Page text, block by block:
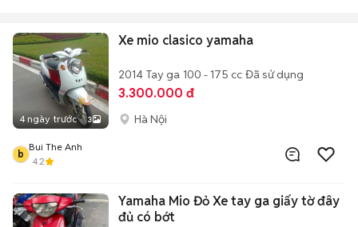
4 ngày trước 3
Xe mio clasico yamaha
2014 Tay ga 100 - 175 cc Đã sử dụng
3.300.000 đ
Hà Nội
b
Bui The Anh
4.2
Yamaha Mio Đỏ Xe tay ga giấy tờ đây
đủ có bớt